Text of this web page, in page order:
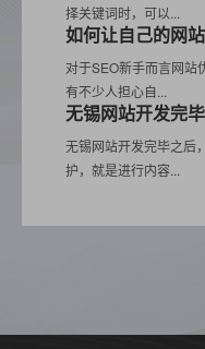
择关键词时，可以...
对于SEO新手而言网站
有不少人担心自...
无锡网站开发完
无锡网站开发完毕之后
护，就是进行内容...